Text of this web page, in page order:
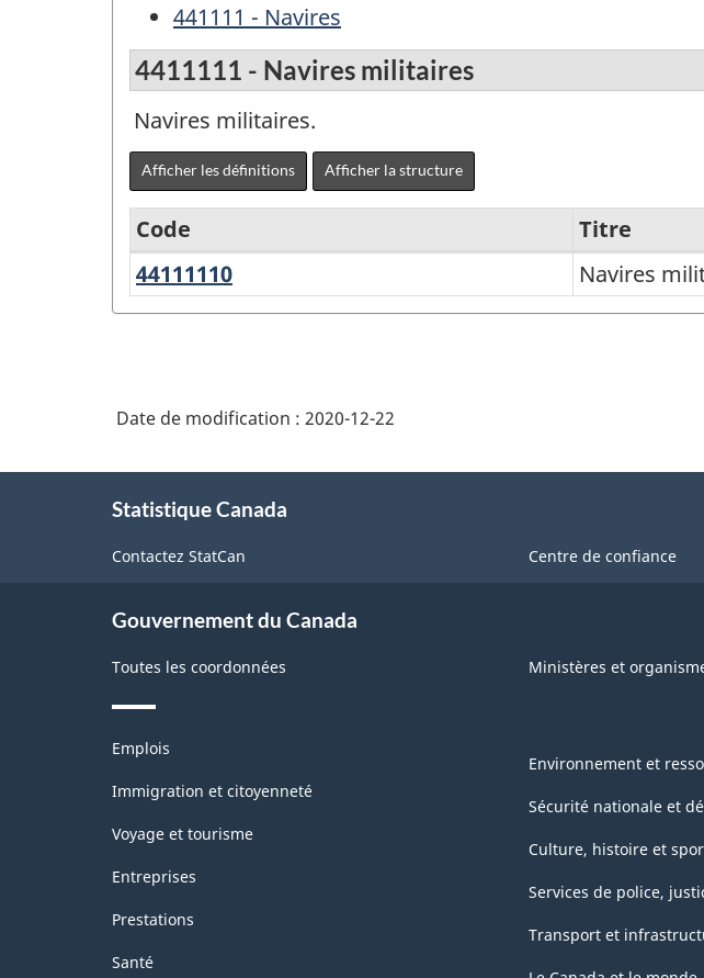
441111 - Navires
4411111 - Navires militaires
Navires militaires.
Afficher les définitions Afficher la structure
Variante
de
2017
2.0
Fabrication
forestière
-
avant
le
11
2020
-
Structure
Code
Titre
44111110
militaires
Navires
Date de modification : 2020-12-22
Statistique Canada
Contactez StatCan Centre de confiance
Gouvernement du Canada
Toutes les coordonnées Ministères et
Thèmes
sujets
Emplois
Immigration et citoyenneté
Voyage et tourisme
Entreprises
Prestations
Santé
Environnement et
Sécurité nationale et
Culture, histoire et
Services de police,
Transport et